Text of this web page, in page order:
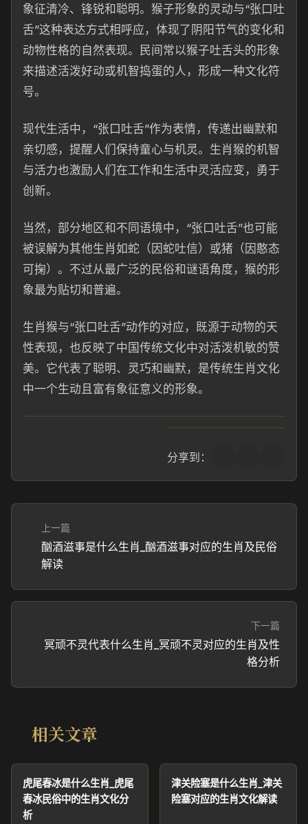
象征清冷、锋锐和聪明。猴子形象的灵动与“张口吐
舌”这种表达方式相呼应，体现了阴阳节气的变化和
动物性格的自然表现。民间常以猴子吐舌头的形象
来描述活泼好动或机智捣蛋的人，形成一种文化符
号。
现代生活中，“张口吐舌”作为表情，传递出幽默和
亲切感，提醒人们保持童心与机灵。生肖猴的机智
与活力也激励人们在工作和生活中灵活应变，勇于
创新。
当然，部分地区和不同语境中，“张口吐舌”也可能
被误解为其他生肖如蛇（因蛇吐信）或猪（因憨态
可掬）。不过从最广泛的民俗和谜语角度，猴的形
象最为贴切和普遍。
生肖猴与“张口吐舌”动作的对应，既源于动物的天
性表现，也反映了中国传统文化中对活泼机敏的赞
美。它代表了聪明、灵巧和幽默，是传统生肖文化
中一个生动且富有象征意义的形象。
分享到：
上一篇
酗酒滋事是什么生肖_酗酒滋事对应的生肖及民俗
解读
下一篇
冥顽不灵代表什么生肖_冥顽不灵对应的生肖及性
格分析
相关文章
虎尾春冰是什么生肖_虎尾
春冰民俗中的生肖文化分
析
津关险塞是什么生肖_津关
险塞对应的生肖文化解读